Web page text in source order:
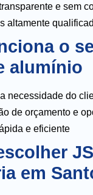
e sem
altamente
o
alumínio
necessidade do
de orçamento e
e eficiente
JS
em